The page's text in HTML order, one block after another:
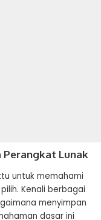
Perangkat Lunak
untuk memahami
Kenali berbagai
menyimpan
dasar ini